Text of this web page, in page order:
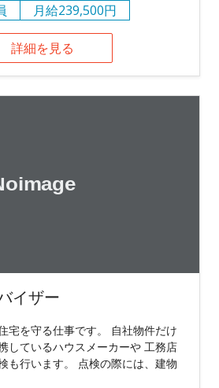
月給239,500円
詳細を見る
イザー
宅を守る仕事です。 自社物件だけ
しているハウスメーカーや 工務店
も行います。 点検の際には、建物